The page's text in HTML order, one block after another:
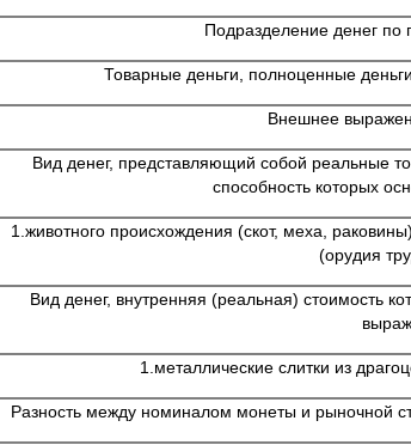
Подразделение денег по
Товарные деньги, полноценные
Внешнее
Вид денег, представляющий собой реальные
способность которых
1.животного происхождения (скот, меха,
(орудия
Вид денег, внутренняя (реальная) стоимость
1.металлические слитки из
Разность между номиналом монеты и рыночной